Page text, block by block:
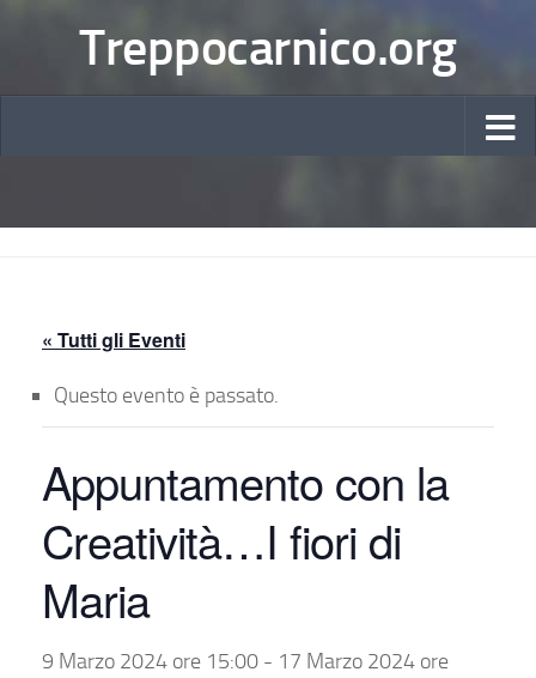
Treppocarnico.org
« Tutti gli Eventi
Questo evento è passato.
Appuntamento con la
Creatività…I fiori di
Maria
9 Marzo 2024 ore 15:00 - 17 Marzo 2024 ore